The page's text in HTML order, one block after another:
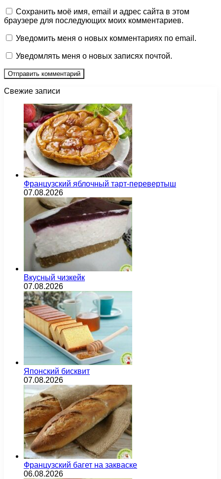
Сохранить моё имя, email и адрес сайта в этом
браузере для последующих моих комментариев.
Уведомить меня о новых комментариях по email.
Уведомлять меня о новых записях почтой.
Свежие записи
Французский яблочный тарт-перевертыш
07.08.2026
Вкусный чизкейк
07.08.2026
Японский бисквит
07.08.2026
Французский багет на закваске
06.08.2026